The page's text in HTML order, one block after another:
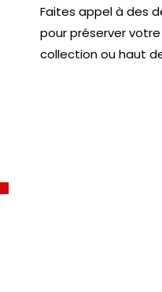
Faites appel à des
pour préserver
collection ou haut